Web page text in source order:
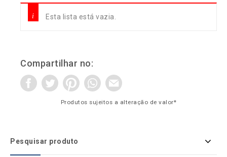
Esta lista está vazia.
Compartilhar no:
Produtos sujeitos a alteração de valor*
Pesquisar produto